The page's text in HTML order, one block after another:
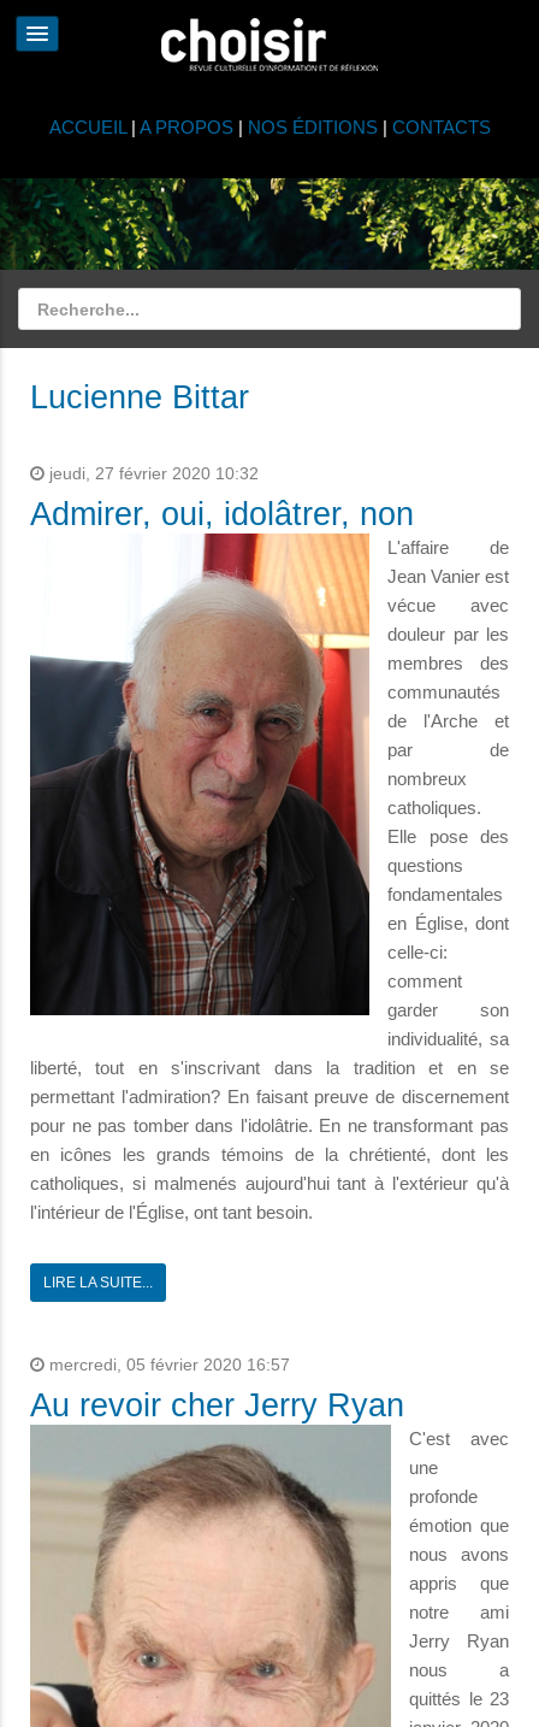
ACCUEIL | A PROPOS| NOS ÉDITIONS| CONTACTS
Lucienne Bittar
jeudi, 27 février 2020 10:32
Admirer, oui, idolâtrer, non
L'affaire de
Jean Vanier est
vécue avec
douleur par les
membres des
communautés
de l'Arche et
par de
nombreux
catholiques.
Elle pose des
questions
fondamentales
en Église, dont
celle-ci:
comment
garder son
individualité, sa
liberté, tout en s'inscrivant dans la tradition et en se
permettant l'admiration? En faisant preuve de discernement
pour ne pas tomber dans l'idolâtrie. En ne transformant pas
en icônes les grands témoins de la chrétienté, dont les
catholiques, si malmenés aujourd'hui tant à l'extérieur qu'à
l'intérieur de l'Église, ont tant besoin.
LIRE LA SUITE...
mercredi, 05 février 2020 16:57
Au revoir cher Jerry Ryan
C'est avec
une
profonde
émotion que
nous avons
appris que
notre ami
Jerry Ryan
nous a
quittés le 23